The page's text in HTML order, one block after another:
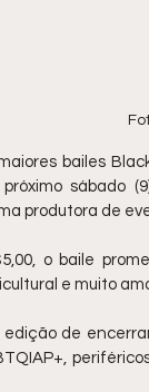
bailes
sábado
produtora de
o baile
e muito
de